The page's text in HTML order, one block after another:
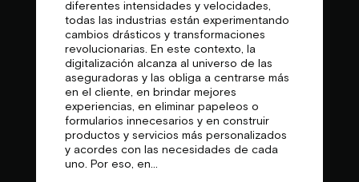
diferentes intensidades y velocidades,
todas las industrias están experimentando
cambios drásticos y transformaciones
revolucionarias. En este contexto, la
digitalización alcanza al universo de las
aseguradoras y las obliga a centrarse más
en el cliente, en brindar mejores
experiencias, en eliminar papeleos o
formularios innecesarios y en construir
productos y servicios más personalizados
y acordes con las necesidades de cada
uno. Por eso, en...